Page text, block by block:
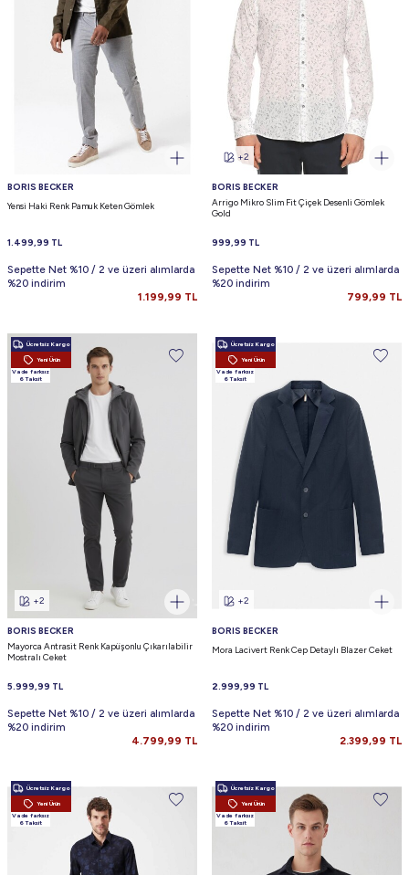
BORIS BECKER
Yensi Haki Renk Pamuk Keten Gömlek
1.499,99 TL
Sepette Net %10 / 2 ve üzeri alımlarda
%20 indirim
1.199,99 TL
+2
BORIS BECKER
Arrigo Mikro Slim Fit Çiçek Desenli Gömlek
Gold
999,99 TL
Sepette Net %10 / 2 ve üzeri alımlarda
%20 indirim
799,99 TL
Ücretsiz Kargo
Yeni Ürün
Vade farksız
6 Taksit
+2
BORIS BECKER
Mayorca Antrasit Renk Kapüşonlu Çıkarılabilir
Mostralı Ceket
5.999,99 TL
Sepette Net %10 / 2 ve üzeri alımlarda
%20 indirim
4.799,99 TL
Ücretsiz Kargo
Yeni Ürün
Vade farksız
6 Taksit
+2
BORIS BECKER
Mora Lacivert Renk Cep Detaylı Blazer Ceket
2.999,99 TL
Sepette Net %10 / 2 ve üzeri alımlarda
%20 indirim
2.399,99 TL
Ücretsiz Kargo
Yeni Ürün
Vade farksız
6 Taksit
Ücretsiz Kargo
Yeni Ürün
Vade farksız
6 Taksit